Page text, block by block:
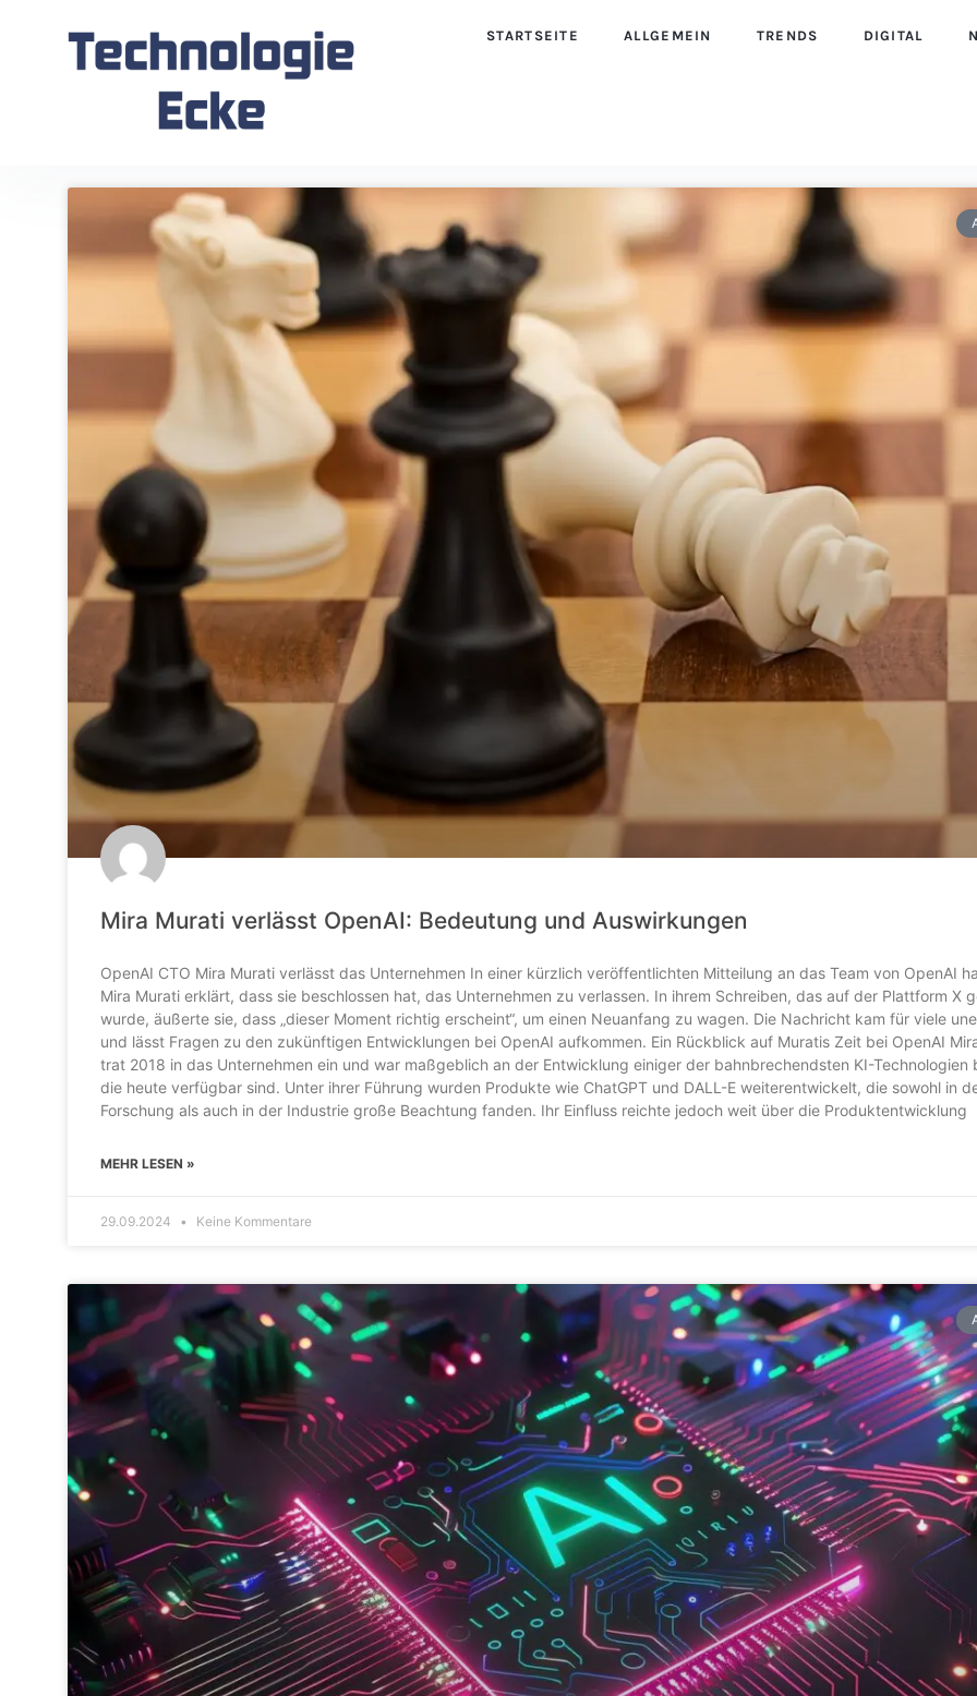
STARTSEITE ALLGEMEIN TRENDS DIGITAL
Mira Murati verlässt OpenAI: Bedeutung und Auswirkungen
OpenAI CTO Mira Murati verlässt das Unternehmen In einer kürzlich veröffentlichten Mitteilung an das Team von OpenAI
Mira Murati erklärt, dass sie beschlossen hat, das Unternehmen zu verlassen. In ihrem Schreiben, das auf der Plattform X
wurde, äußerte sie, dass „dieser Moment richtig erscheint“, um einen Neuanfang zu wagen. Die Nachricht kam für viele
und lässt Fragen zu den zukünftigen Entwicklungen bei OpenAI aufkommen. Ein Rückblick auf Muratis Zeit bei OpenAI
trat 2018 in das Unternehmen ein und war maßgeblich an der Entwicklung einiger der bahnbrechendsten KI-Technologien
die heute verfügbar sind. Unter ihrer Führung wurden Produkte wie ChatGPT und DALL-E weiterentwickelt, die sowohl in
Forschung als auch in der Industrie große Beachtung fanden. Ihr Einfluss reichte jedoch weit über die Produktentwicklung
MEHR LESEN »
29.09.2024 Keine Kommentare